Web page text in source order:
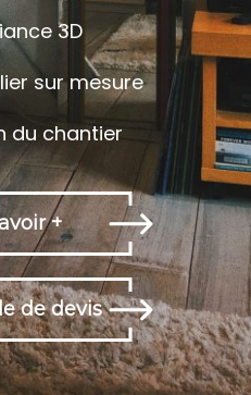
3D
sur mesure
du chantier
+
de devis